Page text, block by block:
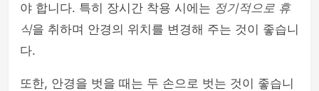
야 합니다. 특히 장시간 착용 시에는 정기적으로 휴
식을 취하며 안경의 위치를 변경해 주는 것이 좋습니
다.
또한, 안경을 벗을 때는 두 손으로 벗는 것이 좋습니